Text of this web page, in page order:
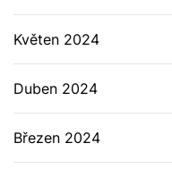
Květen 2024
Duben 2024
Březen 2024